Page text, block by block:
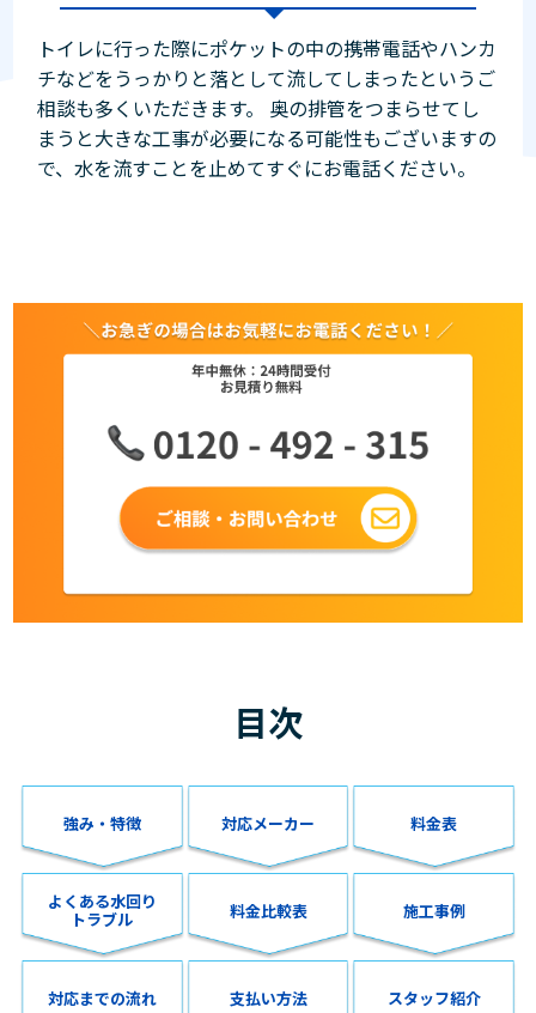
トイレに行った際にポケットの中の携帯電話やハンカ
チなどをうっかりと落として流してしまったというご
相談も多くいただきます。 奥の排管をつまらせてし
まうと大きな工事が必要になる可能性もございますの
で、水を流すことを止めてすぐにお電話ください。
目次
強み・特徴 対応メーカー 料金表
よくある水回り
トラブル 料金比較表 施工事例
対応までの流れ 支払い方法 スタッフ紹介